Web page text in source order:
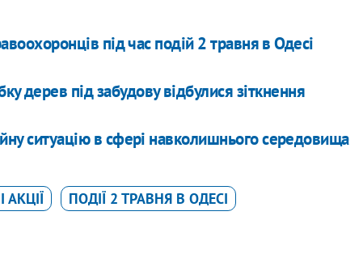
під час подій 2 травня в Одесі
дерев під забудову відбулися зіткнення
ситуацію в сфері навколишнього середовища
АКЦІЇ ПОДІЇ 2 ТРАВНЯ В ОДЕСІ